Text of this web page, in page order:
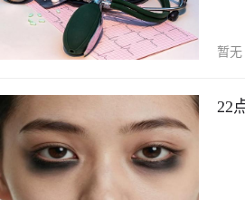
暂无
22